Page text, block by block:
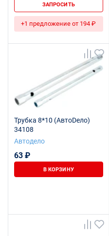
ЗАПРОСИТЬ
+1 предложение от 194 ₽
Трубка 8*10 (АвтоDело)
34108
Автодело
63 ₽
В КОРЗИНУ